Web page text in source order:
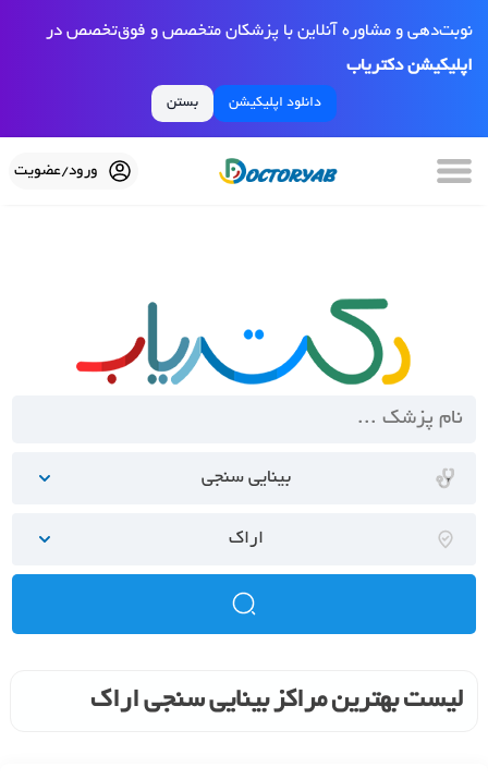
نوبت‌دهی و مشاوره آنلاین با پزشکان متخصص و فوق‌تخصص در
اپلیکیشن دکتریاب
دانلود اپلیکیشن بستن
ورود/عضویت
بینایی سنجی
اراک
لیست بهترین مراکز بینایی سنجی اراک